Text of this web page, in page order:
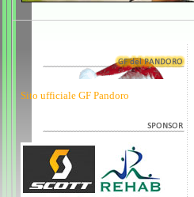
Sito ufficiale GF Pandoro